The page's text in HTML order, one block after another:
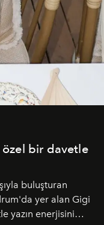
özel bir davetle
buluşturan
yer alan Gigi
yazın enerjisini